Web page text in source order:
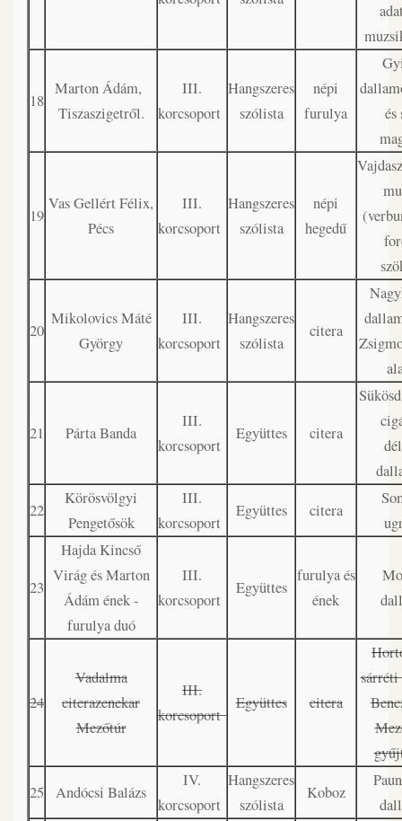
18
Marton Ádám,
Tiszaszigetről.
III.
korcsoport
Hangszeres
szólista
népi
furulya
és
19
Vas Gellért Félix,
Pécs
III.
korcsoport
Hangszeres
szólista
népi
hegedű
20
Mikolovics Máté
György
III.
korcsoport
Hangszeres
szólista
citera
21 Párta Banda
III.
korcsoport
Együttes citera
22
Körösvölgyi
Pengetősök
III.
korcsoport
Együttes citera
23
Hajda Kincső
Virág és Marton
Ádám ének -
furulya duó
III.
korcsoport
Együttes
furulya és
ének
24
Vadalma
citerazenekar
Mezőtúr
III.
korcsoport
Együttes citera
sárréti
25
Andócsi Balázs
IV.
korcsoport
Hangszeres
szólista
Koboz